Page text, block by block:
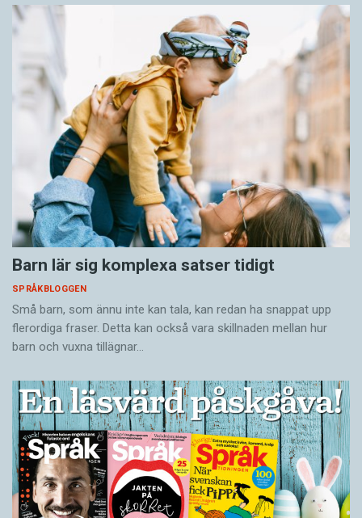
Barn lär sig komplexa satser tidigt
SPRÅKBLOGGEN
Små barn, som ännu inte kan tala, kan redan ha snappat upp
flerordiga fraser. Detta kan också vara skillnaden mellan hur
barn och vuxna tillägnar…